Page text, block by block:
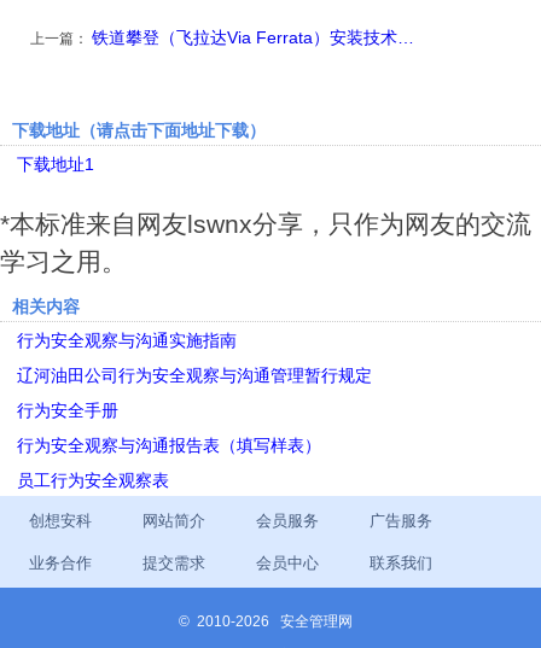
上一篇： 铁道攀登（飞拉达Via Ferrata）安装技术…
下载地址（请点击下面地址下载）
下载地址1
*本标准来自网友lswnx分享，只作为网友的交流
学习之用。
相关内容
行为安全观察与沟通实施指南
辽河油田公司行为安全观察与沟通管理暂行规定
行为安全手册
行为安全观察与沟通报告表（填写样表）
员工行为安全观察表
创想安科 网站简介 会员服务 广告服务
业务合作 提交需求 会员中心 联系我们
© 2010-2026 安全管理网